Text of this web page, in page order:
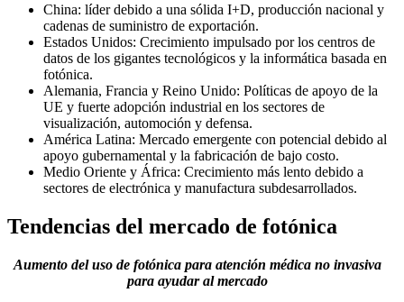
China: líder debido a una sólida I+D, producción nacional y
cadenas de suministro de exportación.
Estados Unidos: Crecimiento impulsado por los centros de
datos de los gigantes tecnológicos y la informática basada en
fotónica.
Alemania, Francia y Reino Unido: Políticas de apoyo de la
UE y fuerte adopción industrial en los sectores de
visualización, automoción y defensa.
América Latina: Mercado emergente con potencial debido al
apoyo gubernamental y la fabricación de bajo costo.
Medio Oriente y África: Crecimiento más lento debido a
sectores de electrónica y manufactura subdesarrollados.
Tendencias del mercado de fotónica
Aumento del uso de fotónica para atención médica no invasiva
para ayudar al mercado